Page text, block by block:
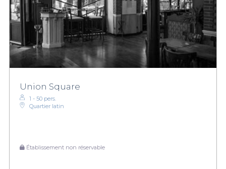
Union Square
1 - 50 pers.
Quartier latin
Établissement non réservable